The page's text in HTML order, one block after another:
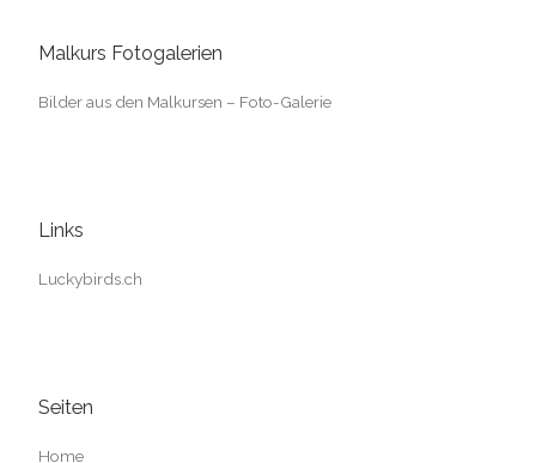
Malkurs Fotogalerien
Bilder aus den Malkursen – Foto-Galerie
Links
Luckybirds.ch
Seiten
Home